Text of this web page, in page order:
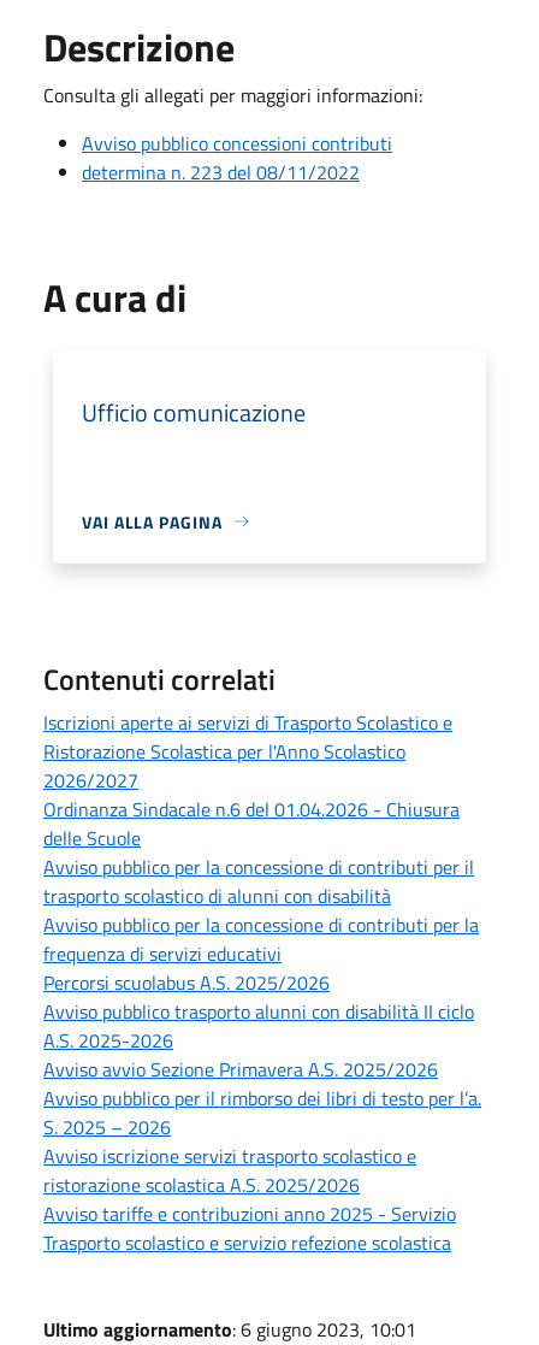
Descrizione
Consulta gli allegati per maggiori informazioni:
Avviso pubblico concessioni contributi
determina n. 223 del 08/11/2022
A cura di
Ufficio comunicazione
VAI ALLA PAGINA
Contenuti correlati
Iscrizioni aperte ai servizi di Trasporto Scolastico e
Ristorazione Scolastica per l'Anno Scolastico
2026/2027
Ordinanza Sindacale n.6 del 01.04.2026 - Chiusura
delle Scuole
Avviso pubblico per la concessione di contributi per il
trasporto scolastico di alunni con disabilità
Avviso pubblico per la concessione di contributi per la
frequenza di servizi educativi
Percorsi scuolabus A.S. 2025/2026
Avviso pubblico trasporto alunni con disabilità II ciclo
A.S. 2025-2026
Avviso avvio Sezione Primavera A.S. 2025/2026
Avviso pubblico per il rimborso dei libri di testo per l’a.
S. 2025 – 2026
Avviso iscrizione servizi trasporto scolastico e
ristorazione scolastica A.S. 2025/2026
Avviso tariffe e contribuzioni anno 2025 - Servizio
Trasporto scolastico e servizio refezione scolastica
Ultimo aggiornamento: 6 giugno 2023, 10:01